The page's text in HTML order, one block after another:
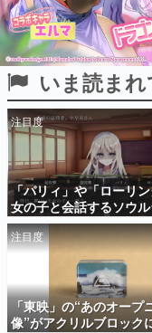
ピックア
電ファミのいま読ま
アプリセール情報
インタビュー
連載・特
殿堂入
SNS拡散
ど。多く
いま読ま
注目度
「パリィ」や「ローリ
女の子と会話するソウ
恋愛ゲーム『小早川さ
ルライク』無料公開。
敗すると「YOU DIED」
注目度
「東映」の“あのオープ
像”がアクリルブロック